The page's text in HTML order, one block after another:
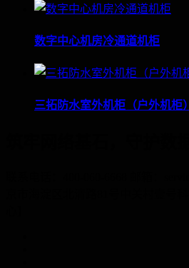
数字中心机房冷通道机柜
三拓防水室外机柜（户外机柜）